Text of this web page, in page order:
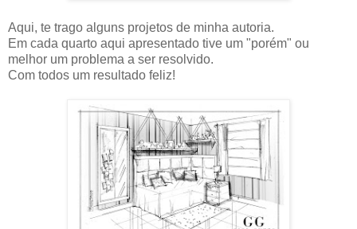
Aqui, te trago alguns projetos de minha autoria.
Em cada quarto aqui apresentado tive um "porém" ou
melhor um problema a ser resolvido.
Com todos um resultado feliz!